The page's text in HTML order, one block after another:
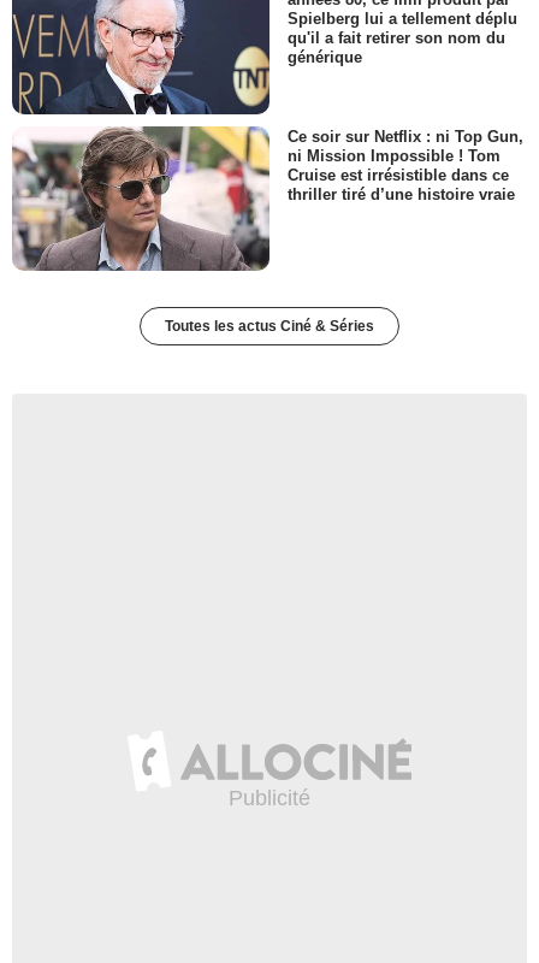
Spielberg lui a tellement déplu
qu'il a fait retirer son nom du
générique
Ce soir sur Netflix : ni Top Gun,
ni Mission Impossible ! Tom
Cruise est irrésistible dans ce
thriller tiré d’une histoire vraie
Toutes les actus Ciné & Séries